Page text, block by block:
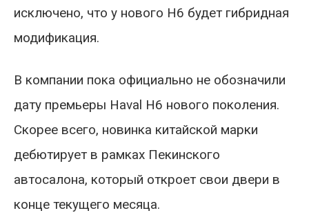
исключено, что у нового H6 будет гибридная
модификация.
В компании пока официально не обозначили
дату премьеры Haval H6 нового поколения.
Скорее всего, новинка китайской марки
дебютирует в рамках Пекинского
автосалона, который откроет свои двери в
конце текущего месяца.